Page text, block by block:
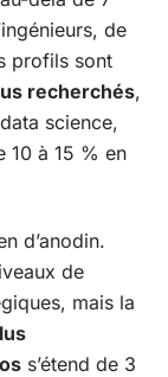
de
profils sont
recherchés,
science,
10 à 15 % en
d’anodin.
de
mais la
s’étend de 3